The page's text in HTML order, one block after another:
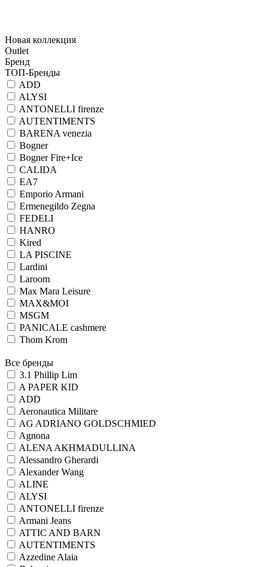
Новая коллекция
Outlet
Бренд
ТОП-Бренды
ADD
ALYSI
ANTONELLI firenze
AUTENTIMENTS
BARENA venezia
Bogner
Bogner Fire+Ice
CALIDA
EA7
Emporio Armani
Ermenegildo Zegna
FEDELI
HANRO
Kired
LA PISCINE
Lardini
Laroom
Max Mara Leisure
MAX&MOI
MSGM
PANICALE cashmere
Thom Krom
Все бренды
3.1 Phillip Lim
A PAPER KID
ADD
Aeronautica Militare
AG ADRIANO GOLDSCHMIED
Agnona
ALENA AKHMADULLINA
Alessandro Gherardi
Alexander Wang
ALINE
ALYSI
ANTONELLI firenze
Armani Jeans
ATTIC AND BARN
AUTENTIMENTS
Azzedine Alaia